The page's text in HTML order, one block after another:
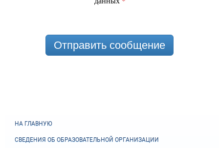
Отправить сообщение
НА ГЛАВНУЮ
СВЕДЕНИЯ ОБ ОБРАЗОВАТЕЛЬНОЙ ОРГАНИЗАЦИИ